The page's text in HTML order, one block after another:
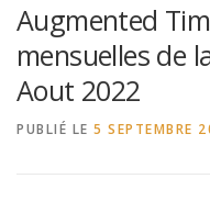
SERVICES RA’PRO
CONTACTS
Augmented
mensuelles de
Aout 2022
PUBLIÉ LE 5 SEPTEMBRE